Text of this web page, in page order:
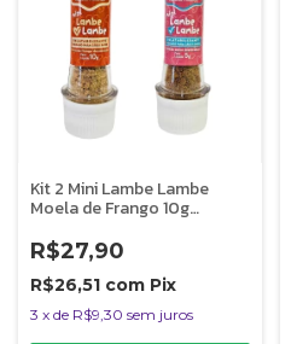
Kit 2 Mini Lambe Lambe
Moela de Frango 10g
Gatos AlecrimPet
R$27,90
R$26,51 com Pix
3 x de R$9,30 sem juros